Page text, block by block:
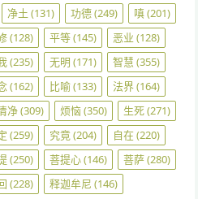
净土 (131) 功德(249) 嗔(201)
(128) 平等(145) 恶业 (128)
(235) 无明 (171) 智慧 (355)
(162) 比喻(133) 法界(164)
净(309) 烦恼(350) 生死(271)
(259) 究竟(204) 自在(220)
(250) 菩提心(146) 菩萨(280)
(228) 释迦牟尼 (146)